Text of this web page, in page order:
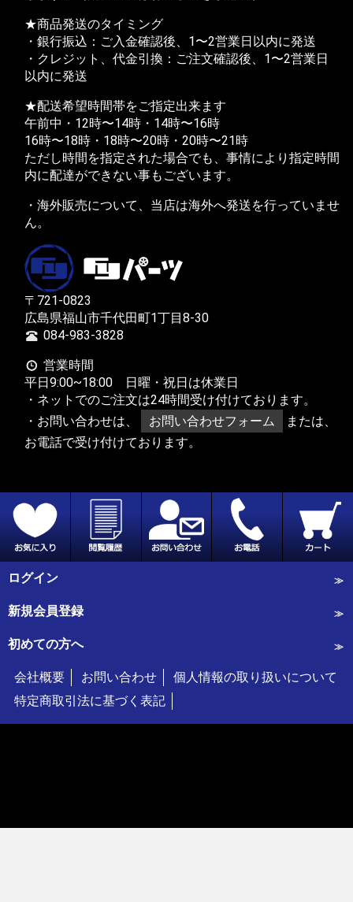
★商品発送のタイミング
・銀行振込：ご入金確認後、1〜2営業日以内に発送
・クレジット、代金引換：ご注文確認後、1〜2営業日
以内に発送
★配送希望時間帯をご指定出来ます
午前中・12時〜14時・14時〜16時
16時〜18時・18時〜20時・20時〜21時
ただし時間を指定された場合でも、事情により指定時間
内に配達ができない事もございます。
・海外販売について、当店は海外へ発送を行っていませ
ん。
〒721-0823
広島県福山市千代田町1丁目8-30
084-983-3828
営業時間
平日9:00~18:00 日曜・祝日は休業日
・ネットでのご注文は24時間受け付けております。
・お問い合わせは、
お問い合わせフォーム
または、
お電話で受け付けております。
ログイン
新規会員登録
初めての方へ
会社概要 お問い合わせ
個人情報の取り扱いについて
特定商取引法に基づく表記